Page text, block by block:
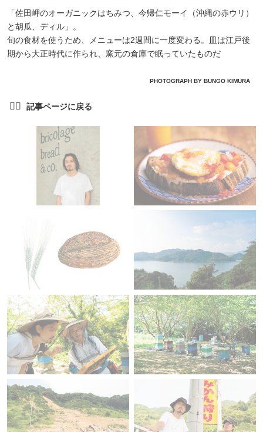
「佐田岬のオーガニックはちみつ、今帰仁モーイ（沖縄の赤ウリ）
と胡瓜、ディル」。
旬の食材を使うため、メニューは2週間に一度変わる。皿は江戸後
期から大正時代に作られ、窯元の倉庫で眠っていたものだ
PHOTOGRAPH BY BUNGO KIMURA